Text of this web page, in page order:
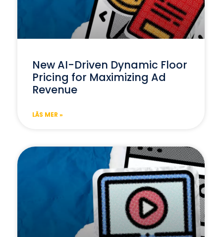
New AI-Driven Dynamic Floor
Pricing for Maximizing Ad
Revenue
LÄS MER »